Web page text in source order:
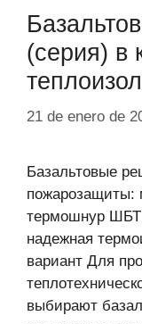
(серия) в
21 de enero de
Базальтовые
пожарозащиты:
термошнур ШБТ
надежная
вариант Для
выбирают